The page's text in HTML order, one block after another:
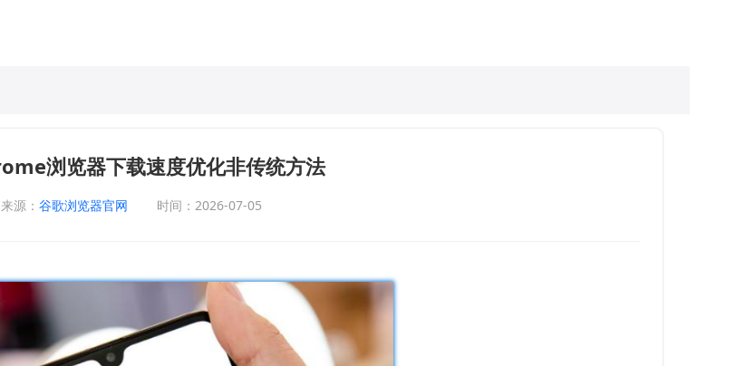
浏览器下载速度优化非传统方法
来源： 谷歌浏览器官网 时间：2026-07-05